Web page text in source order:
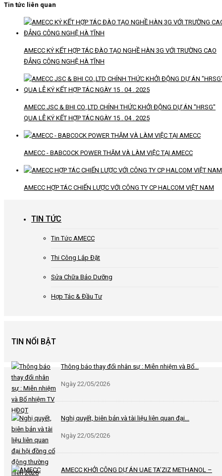
Tin tức liên quan
AMECC KÝ KẾT HỢP TÁC ĐÀO TẠO NGHỀ HÀN 3G VỚI TRƯỜNG CAO
ĐẲNG CÔNG NGHỆ HÀ TĨNH
AMECC JSC & BHI CO.,LTD CHÍNH THỨC KHỞI ĐỘNG DỰ ÁN "HRSG"
QUA LỄ KÝ KẾT HỢP TÁC NGÀY 15 . 04 . 2025
AMECC - BABCOCK POWER THĂM VÀ LÀM VIỆC TẠI AMECC
AMECC HỢP TÁC CHIẾN LƯỢC VỚI CÔNG TY CP HALCOM VIỆT NAM
TIN TỨC
Tin Tức AMECC
Thi Công Lắp Đặt
Sửa Chữa Bảo Dưỡng
Hợp Tác & Đầu Tư
TIN NỔI BẬT
Thông báo thay đổi nhân sự : Miễn nhiệm và Bổ...
Ngày 22/05/2026
Nghị quyết, biên bản và tài liệu liên quan đại...
Ngày 22/05/2026
AMECC KHỞI CÔNG DỰ ÁN UAE TA’ZIZ METHANOL –